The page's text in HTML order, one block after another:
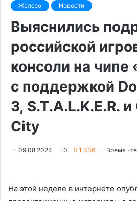
Железо Новости
Выяснились
российской
консоли на чипе
с поддержкой
3, S.T.A.L.K.E.R.
City
09.08.2024 0 1 336 Время
На этой неделе в интернете